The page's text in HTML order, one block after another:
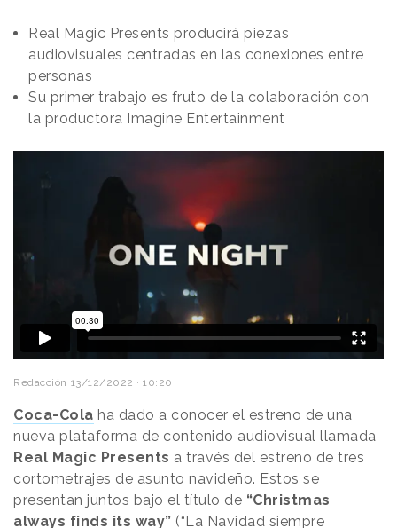
Real Magic Presents producirá piezas
audiovisuales centradas en las conexiones entre
personas
Su primer trabajo es fruto de la colaboración con
la productora Imagine Entertainment
Redacción 13/12/2022 · 10:20
Coca-Cola ha dado a conocer el estreno de una
nueva plataforma de contenido audiovisual llamada
Real Magic Presents a través del estreno de tres
cortometrajes de asunto navideño. Estos se
presentan juntos bajo el título de “Christmas
always finds its way” (“La Navidad siempre